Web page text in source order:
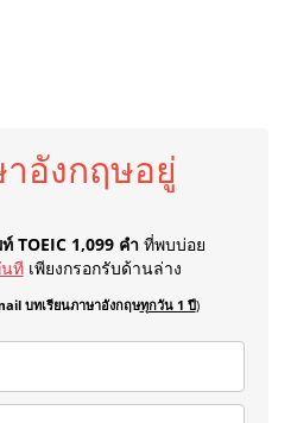
อังกฤษอยู่
TOEIC 1,099 คำ ที่พบบ่อย
ที เพียงกรอกรับด้านล่าง
บทเรียนภาษาอังกฤษทุกวัน 1 ปี)